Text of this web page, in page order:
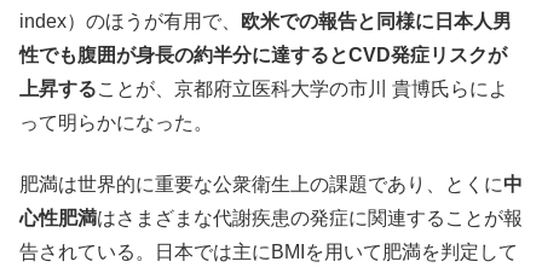
index）のほうが有用で、
欧米での報告と同様に日本人男
性でも腹囲が身長の約半分に達するとCVD発症リスクが
上昇することが、京都府立医科大学の市川 貴博氏らによ
って明らかになった。
肥満は世界的に重要な公衆衛生上の課題であり、とくに中
心性肥満はさまざまな代謝疾患の発症に関連することが報
告されている。日本では主にBMIを用いて肥満を判定して